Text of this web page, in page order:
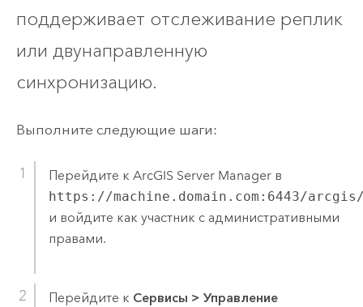
поддерживает отслеживание реплик
или двунаправленную
синхронизацию.
Выполните следующие шаги:
Перейдите к ArcGIS Server Managerв
https://machine.domain.com:6443/arcgis/
и войдите как участник с административными
правами.
Перейдите к Сервисы > Управление